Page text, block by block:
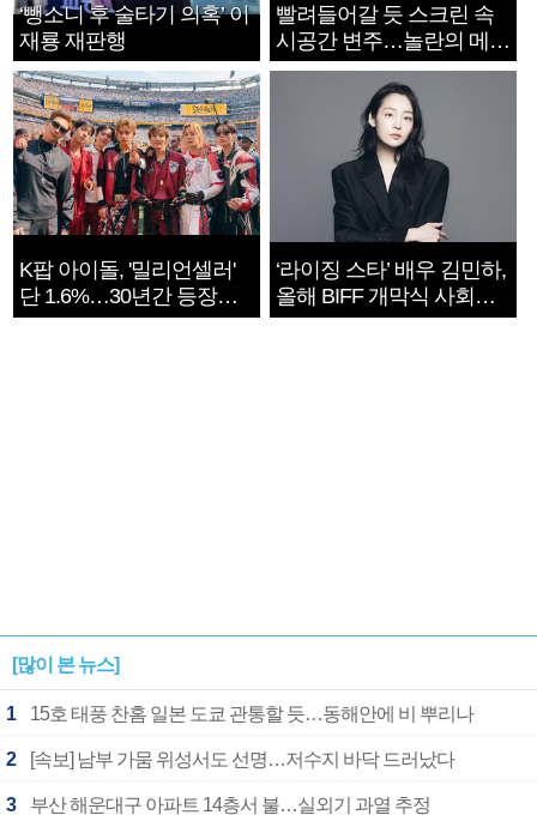
‘뺑소니 후 술타기 의혹’ 이
재룡 재판행
빨려들어갈 듯 스크린 속
시공간 변주…놀란의 메시
지는 ‘전쟁 속죄’
K팝 아이돌, '밀리언셀러'
단 1.6%…30년간 등장
1182개팀 전수조사
‘라이징 스타’ 배우 김민하,
올해 BIFF 개막식 사회자
확정
[많이 본 뉴스]
1 15호 태풍 찬홈 일본 도쿄 관통할 듯…동해안에 비 뿌리나
2 [속보] 남부 가뭄 위성서도 선명…저수지 바닥 드러났다
3 부산 해운대구 아파트 14층서 불…실외기 과열 추정